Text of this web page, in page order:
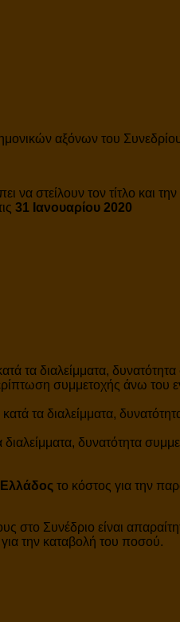
αξόνων του
στείλουν τον τίτλο και
31 Ιανουαρίου 2020
τα διαλείμματα,
συμμετοχής άνω του
τα διαλείμματα,
δυνατότητα
Ελλάδος το κόστος για την
στο Συνέδριο είναι
την καταβολή του ποσού.